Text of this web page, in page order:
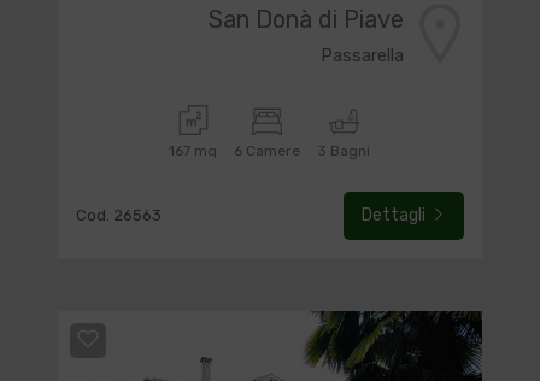
San Donà di Piave
Passarella
167 mq 6 Camere 3 Bagni
Cod. 26563 Dettagli